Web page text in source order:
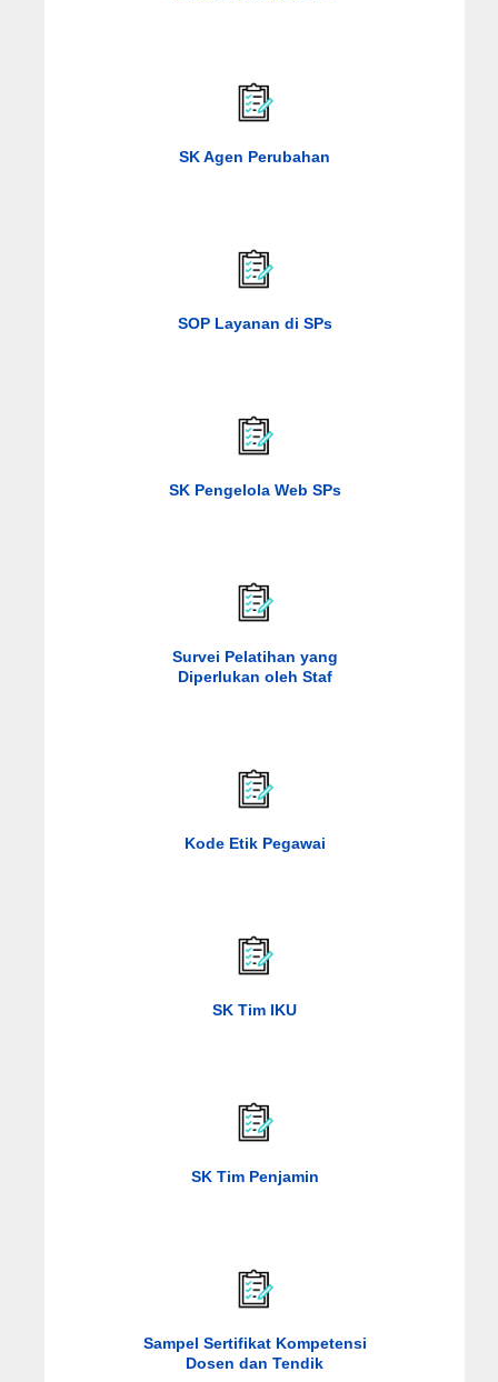
SK Agen Perubahan
SOP Layanan di SPs
SK Pengelola Web SPs
Survei Pelatihan yang
Diperlukan oleh Staf
Kode Etik Pegawai
SK Tim IKU
SK Tim Penjamin
Sampel Sertifikat Kompetensi
Dosen dan Tendik